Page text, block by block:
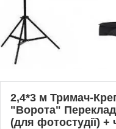
2,4*3 м Тримач-
"Ворота"
(для фотостудії) +